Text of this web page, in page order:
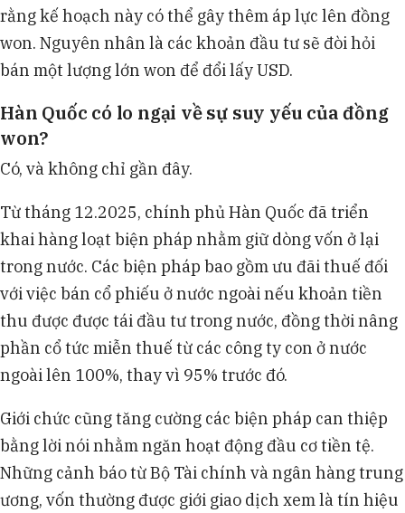
rằng kế hoạch này có thể gây thêm áp lực lên đồng
won. Nguyên nhân là các khoản đầu tư sẽ đòi hỏi
bán một lượng lớn won để đổi lấy USD.
Hàn Quốc có lo ngại về sự suy yếu của đồng
won?
Có, và không chỉ gần đây.
Từ tháng 12.2025, chính phủ Hàn Quốc đã triển
khai hàng loạt biện pháp nhằm giữ dòng vốn ở lại
trong nước. Các biện pháp bao gồm ưu đãi thuế đối
với việc bán cổ phiếu ở nước ngoài nếu khoản tiền
thu được được tái đầu tư trong nước, đồng thời nâng
phần cổ tức miễn thuế từ các công ty con ở nước
ngoài lên 100%, thay vì 95% trước đó.
Giới chức cũng tăng cường các biện pháp can thiệp
bằng lời nói nhằm ngăn hoạt động đầu cơ tiền tệ.
Những cảnh báo từ Bộ Tài chính và ngân hàng trung
ương, vốn thường được giới giao dịch xem là tín hiệu